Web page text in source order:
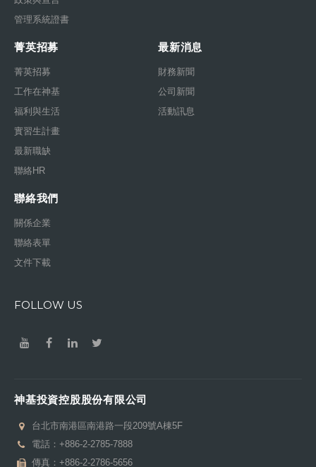
管理系統證書
菁英招募
菁英招募
工作在神基
福利與生活
實習生計畫
最新職缺
聯絡HR
最新消息
財務新聞
公司新聞
活動訊息
聯絡我們
關係企業
聯絡表單
文件下載
FOLLOW US
神基投資控股股份有限公司
台北市南港區南港路一段209號A棟5F
電話： +886-2-2785-7888
傳真：+886-2-2786-5656